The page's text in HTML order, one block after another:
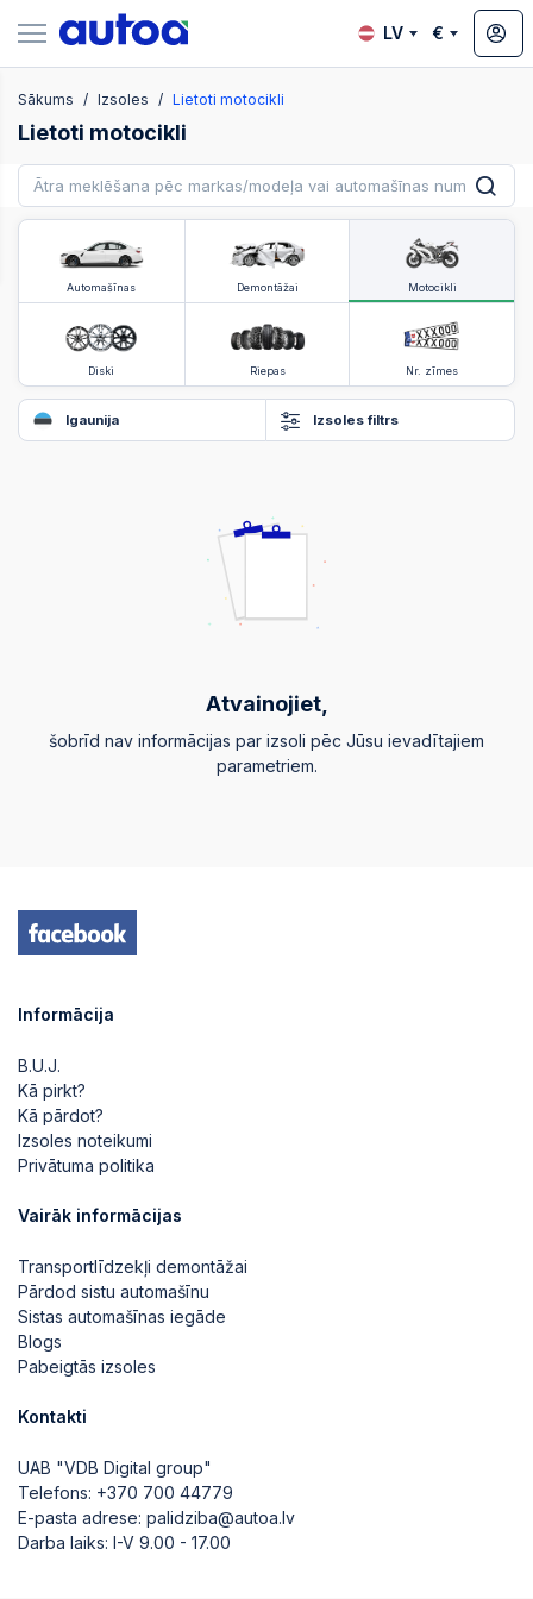
LV €
Sākums Izsoles Lietoti motocikli
Lietoti motocikli
Automašīnas Demontāžai Motocikli
Diski Riepas Nr. zīmes
Igaunija Izsoles filtrs
Atvainojiet,
šobrīd nav informācijas par izsoli pēc Jūsu ievadītajiem
parametriem.
Informācija
B.U.J.
Kā pirkt?
Kā pārdot?
Izsoles noteikumi
Privātuma politika
Vairāk informācijas
Transportlīdzekļi demontāžai
Pārdod sistu automašīnu
Sistas automašīnas iegāde
Blogs
Pabeigtās izsoles
Kontakti
UAB "VDB Digital group"
Telefons: +370 700 44779
E-pasta adrese: palidziba@autoa.lv
Darba laiks: I-V 9.00 - 17.00